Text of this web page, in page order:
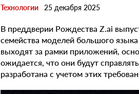
Технологии 25 декабря 2025
В преддверии Рождества Z.ai
семейства моделей большого
выходят за рамки приложений,
ожидается, что они будут
разработана с учетом этих